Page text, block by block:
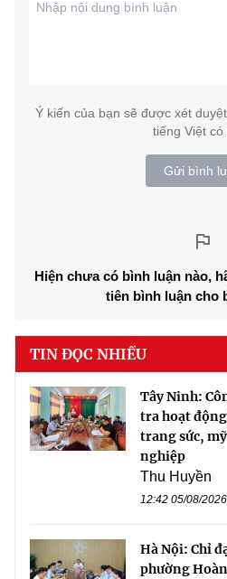
Ý kiến của bạn sẽ được xét
tiếng Việt có
Gửi bình
Hiện chưa có bình luận nào,
tiên bình luận cho
TIN ĐỌC NHIỀU
Tây Ninh:
tra hoạt
trang sức,
nghiệp
Thu Huyền
12:42 05/08/2026
Hà Nội: Chỉ
phường